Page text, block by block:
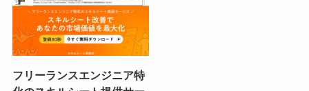
フリーランスエンジニア特